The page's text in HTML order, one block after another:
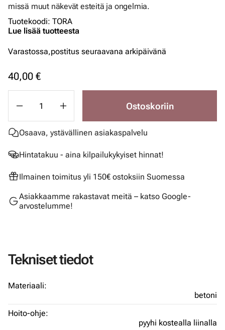
missä muut näkevät esteitä ja ongelmia.
Tuotekoodi: TORA
Lue lisää tuotteesta
Varastossa,postitus seuraavana arkipäivänä
40,00 €
Ostoskoriin
Osaava, ystävällinen asiakaspalvelu
Hintatakuu - aina kilpailukykyiset hinnat!
Ilmainen toimitus yli 150€ ostoksiin Suomessa
Asiakkaamme rakastavat meitä – katso Google-
arvostelumme!
Tekniset tiedot
Materiaali:
betoni
Hoito-ohje:
pyyhi kostealla liinalla